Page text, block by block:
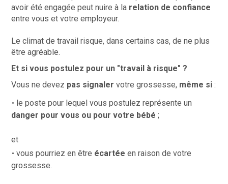
avoir été engagée peut nuire à la relation de confiance
entre vous et votre employeur.
Le climat de travail risque, dans certains cas, de ne plus
être agréable.
Et si vous postulez pour un "travail à risque" ?
Vous ne devez pas signalervotre grossesse, même si :
le poste pour lequel vous postulez représente un
danger pour vous ou pour votre bébé ;
et
vous pourriez en être écartée en raison de votre
grossesse.